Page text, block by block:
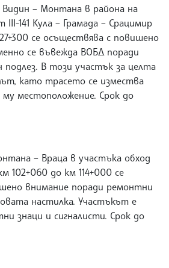
– Монтана в района на
141 Кула – Грамада – Срацимир
се осъществява с повишено
се въвежда ВОБД поради
подлез. В този участък за целта
като трасето се измества
местоположение. Срок до
– Враца в участъка обход
102+060 до км 114+000 се
внимание поради ремонтни
настилка. Участъкът е
знаци и сигналисти. Срок до